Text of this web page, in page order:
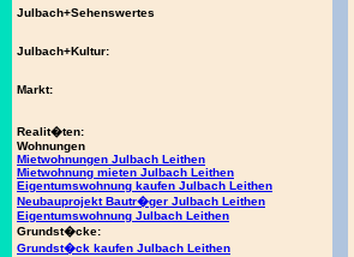
Julbach+Sehenswertes
Julbach+Kultur:
Markt:
Realit�ten:
Wohnungen
Mietwohnungen Julbach Leithen
Mietwohnung mieten Julbach Leithen
Eigentumswohnung kaufen Julbach Leithen
Neubauprojekt Bautr�ger Julbach Leithen
Eigentumswohnung Julbach Leithen
Grundst�cke:
Grundst�ck kaufen Julbach Leithen